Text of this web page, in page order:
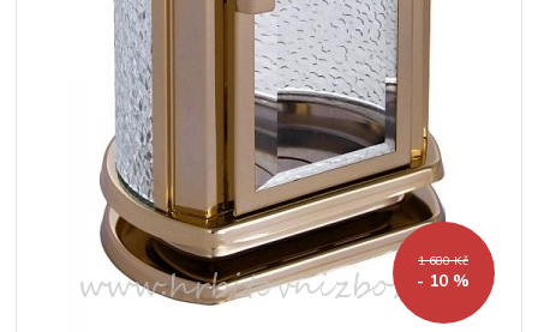
1 680 Kč
- 10 %